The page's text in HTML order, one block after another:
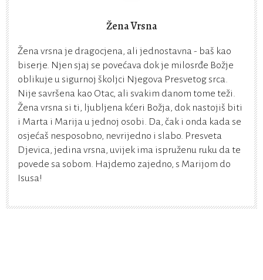
Žena Vrsna
Žena vrsna je dragocjena, ali jednostavna - baš kao
biserje. Njen sjaj se povećava dok je milosrđe Božje
oblikuje u sigurnoj školjci Njegova Presvetog srca.
Nije savršena kao Otac, ali svakim danom tome teži.
Žena vrsna si ti, ljubljena kćeri Božja, dok nastojiš biti
i Marta i Marija u jednoj osobi. Da, čak i onda kada se
osjećaš nesposobno, nevrijedno i slabo. Presveta
Djevica, jedina vrsna, uvijek ima ispruženu ruku da te
povede sa sobom. Hajdemo zajedno, s Marijom do
Isusa!